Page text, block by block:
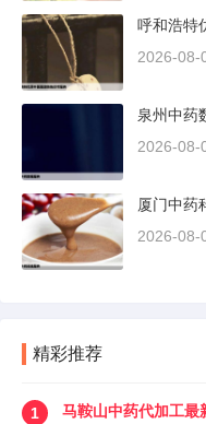
呼和浩特
2026-08-
泉州中药
2026-08-
厦门中药
2026-08-
精彩推荐
1
马鞍山中药代加工最